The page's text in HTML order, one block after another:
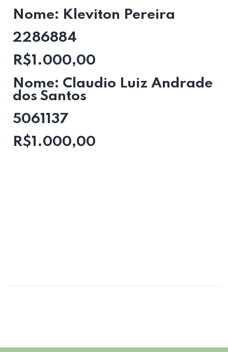
Nome: Kleviton Pereira
2286884
R$1.000,00
Nome: Claudio Luiz Andrade
dos Santos
5061137
R$1.000,00